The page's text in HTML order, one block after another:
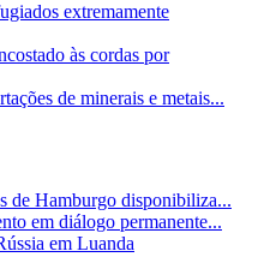
extremamente
às cordas por
de minerais e metais...
de Hamburgo disponibiliza...
em diálogo permanente...
em Luanda